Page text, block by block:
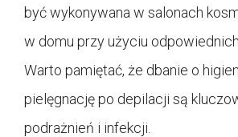
być wykonywana w salonach
w domu przy użyciu
Warto pamiętać, że dbanie o
pielęgnację po depilacji są
podrażnień i infekcji.